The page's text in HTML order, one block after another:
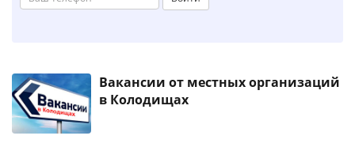
Вакансии от местных организаций
в Колодищах